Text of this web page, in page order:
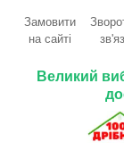
Замовити
на сайті
Великий